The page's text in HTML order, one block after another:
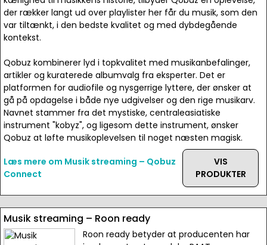
der rækker langt ud over playlister her får du musik, som den
var tiltænkt, i den bedste kvalitet og med dybdegående
kontekst.
Qobuz kombinerer lyd i topkvalitet med musikanbefalinger,
artikler og kuraterede albumvalg fra eksperter. Det er
platformen for audiofile og nysgerrige lyttere, der ønsker at
gå på opdagelse i både nye udgivelser og den rige musikarv.
Navnet stammer fra det mystiske, centraleasiatiske
instrument "kobyz", og ligesom dette instrument, ønsker
Qobuz at løfte musikoplevelsen til noget næsten magisk.
Læs mere om Musik streaming – Qobuz
Connect
VIS
PRODUKTER
Musik streaming – Roon ready
Roon ready betyder at producenten har